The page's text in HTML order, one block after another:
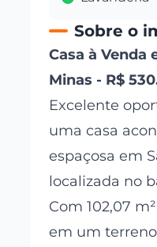
Sobre o
Casa à Venda
Minas - R$
Excelente
uma casa
espaçosa em
localizada no
Com 102,07
em um